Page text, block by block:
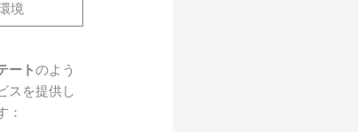
境
ートのよう
スを提供し
：